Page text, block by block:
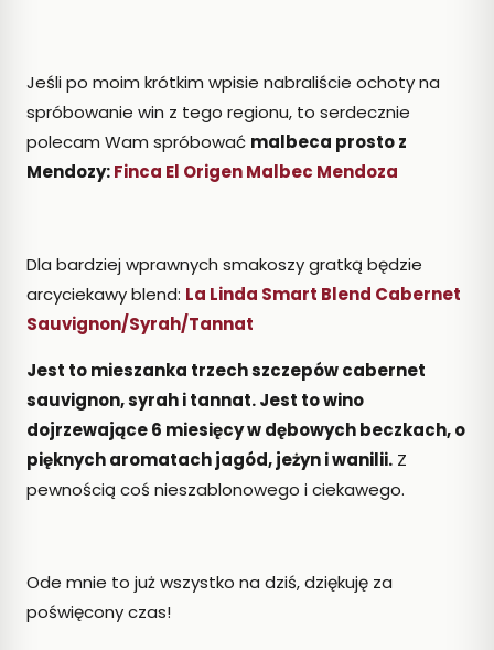
Jeśli po moim krótkim wpisie nabraliście ochoty na
spróbowanie win z tego regionu, to serdecznie
polecam Wam spróbować malbeca prosto z
Mendozy:Finca El Origen Malbec Mendoza
Dla bardziej wprawnych smakoszy gratką będzie
arcyciekawy blend: La Linda Smart Blend Cabernet
Sauvignon/Syrah/Tannat
Jest to mieszanka trzech szczepów cabernet
sauvignon, syrah i tannat. Jest to wino
dojrzewające 6 miesięcy w dębowych beczkach, o
pięknych aromatach jagód, jeżyn i wanilii. Z
pewnością coś nieszablonowego i ciekawego.
Ode mnie to już wszystko na dziś, dziękuję za
poświęcony czas!